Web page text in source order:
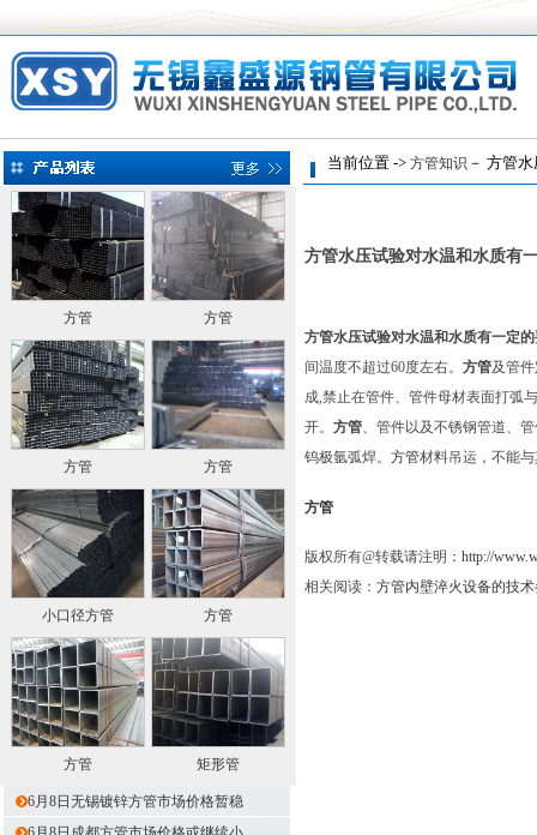
方管 方管
方管 方管
小口径方管 方管
方管 矩形管
6月8日无锡镀锌方管市场价格暂稳
当前位置 -> 方管知识 － 方管
方管水压试验对水温和水质有
方管水压试验对水温和水质有一定
间温度不超过60度左右。 方管及管
成,禁止在管件、管件母材表面打弧
开。 方管、管件以及不锈钢管道、
钨极氩弧焊。 方管材料吊运，不能
方管
版权所有@转载请注明： http://
相关阅读： 方管内壁淬火设备的技